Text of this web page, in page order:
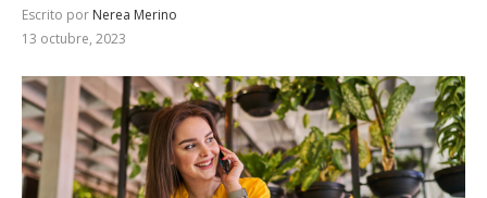
Escrito por Nerea Merino
13 octubre, 2023